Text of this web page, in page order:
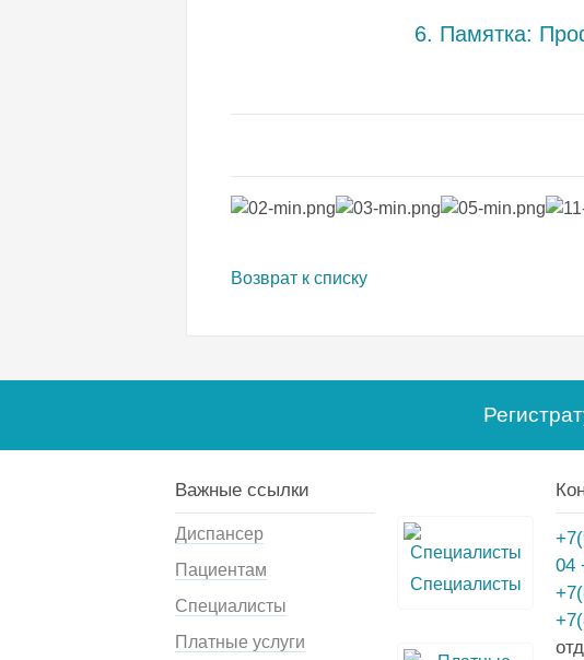
6. Памятка:
Возврат к списку
Важные ссылки
Диспансер
Пациентам
Специалисты
Платные услуги
Специалисты
04